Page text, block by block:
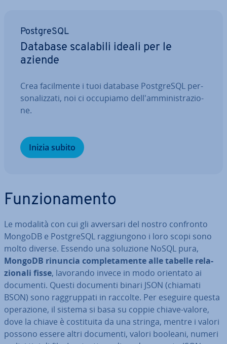
Post­gre­SQL
Database scalabili ideali per le
aziende
Crea fa­cil­men­te i tuoi database Post­gre­SQL per­
so­na­liz­za­ti, noi ci occupiamo del­l'am­mi­ni­stra­zio­
ne.
Inizia subito
Fun­zio­na­men­to
Le modalità con cui gli avversari del nostro confronto
MongoDB e Post­gre­SQL rag­giun­go­no i loro scopi sono
molto diverse. Essendo una soluzione NoSQL pura,
MongoDB rinuncia com­ple­ta­men­te alle tabelle re­la­
zio­na­li fisse, lavorando invece in modo orientato ai
documenti. Questi documenti binari JSON (chiamati
BSON) sono rag­grup­pa­ti in raccolte. Per eseguire questa
ope­ra­zio­ne, il sistema si basa su coppie chiave-valore,
dove la chiave è co­sti­tui­ta da una stringa, mentre i valori
possono essere altri documenti, valori booleani, numeri